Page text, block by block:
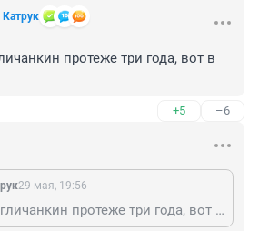
Катрук
протеже три года, вот в
+5 –6
29 мая, 19:56
Протянет ли англичанкин протеже три года, вот в чем вопрос.